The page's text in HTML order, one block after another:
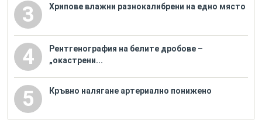
3 Хрипове влажни разнокалибрени на едно място
4
Рентгенография на белите дробове –
„окастрени...
5 Кръвно налягане артериално понижено